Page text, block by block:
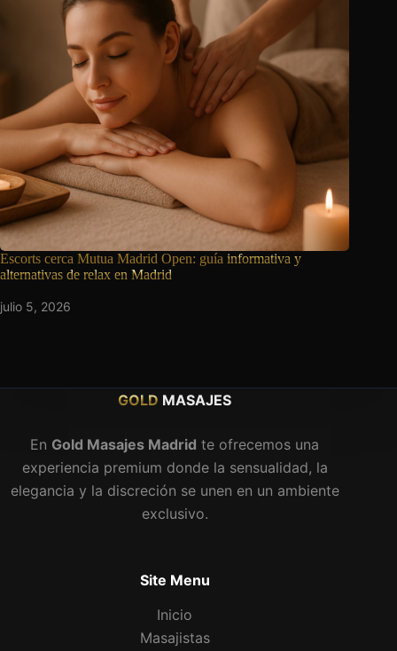
Escorts cerca Mutua Madrid Open: guía informativa y
alternativas de relax en Madrid
julio 5, 2026
GOLD MASAJES
En Gold Masajes Madrid te ofrecemos una
experiencia premium donde la sensualidad, la
elegancia y la discreción se unen en un ambiente
exclusivo.
Site Menu
Inicio
Masajistas